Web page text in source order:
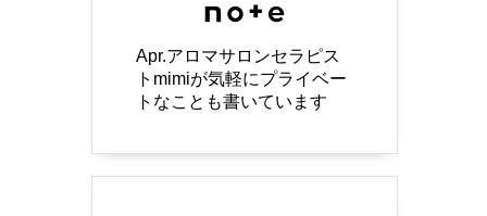
Apr.アロマサロンセラピス
トmimiが気軽にプライベー
トなことも書いています